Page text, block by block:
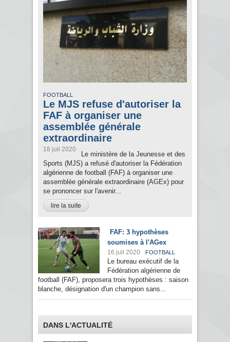
FOOTBALL
Le MJS refuse d'autoriser la
FAF à organiser une
assemblée générale
extraordinaire
18 juil 2020
Le ministère de la Jeunesse et des
Sports (MJS) a refusé d'autoriser la Fédération
algérienne de football (FAF) à organiser une
assemblée générale extraordinaire (AGEx) pour
se prononcer sur l'avenir...
lire la suite
FAF: 3 hypothèses
soumises à l'AGex
16 juil 2020 FOOTBALL
Le bureau exécutif de la
Fédération algérienne de
football (FAF), proposera trois hypothèses : saison
blanche, désignation d'un champion sans...
DANS L'ACTUALITÉ